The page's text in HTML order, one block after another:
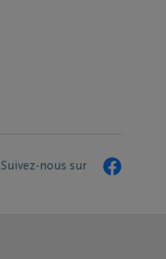
Suivez-nous sur